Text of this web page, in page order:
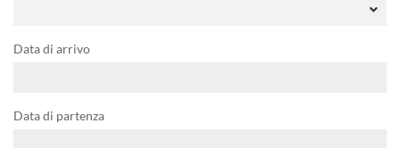
Data di arrivo
Data di partenza